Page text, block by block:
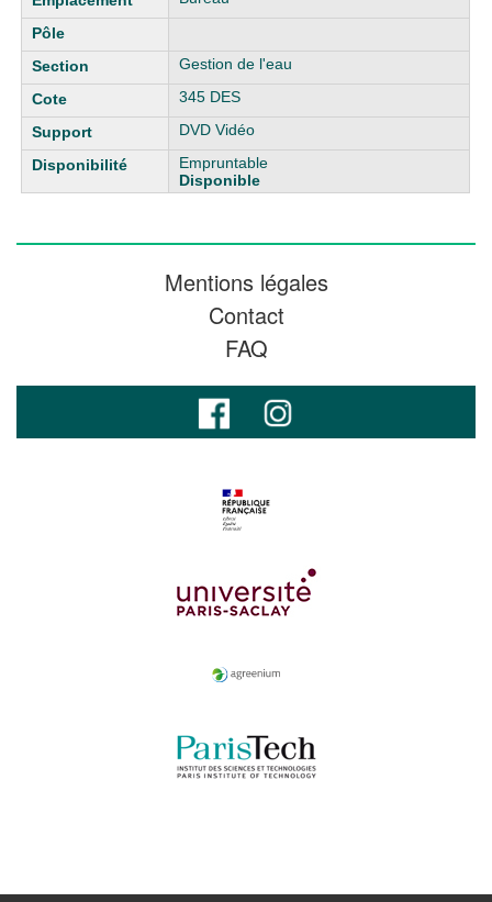
Gestion de l'eau
345 DES
DVD Vidéo
Empruntable
Disponible
Mentions légales
Contact
FAQ